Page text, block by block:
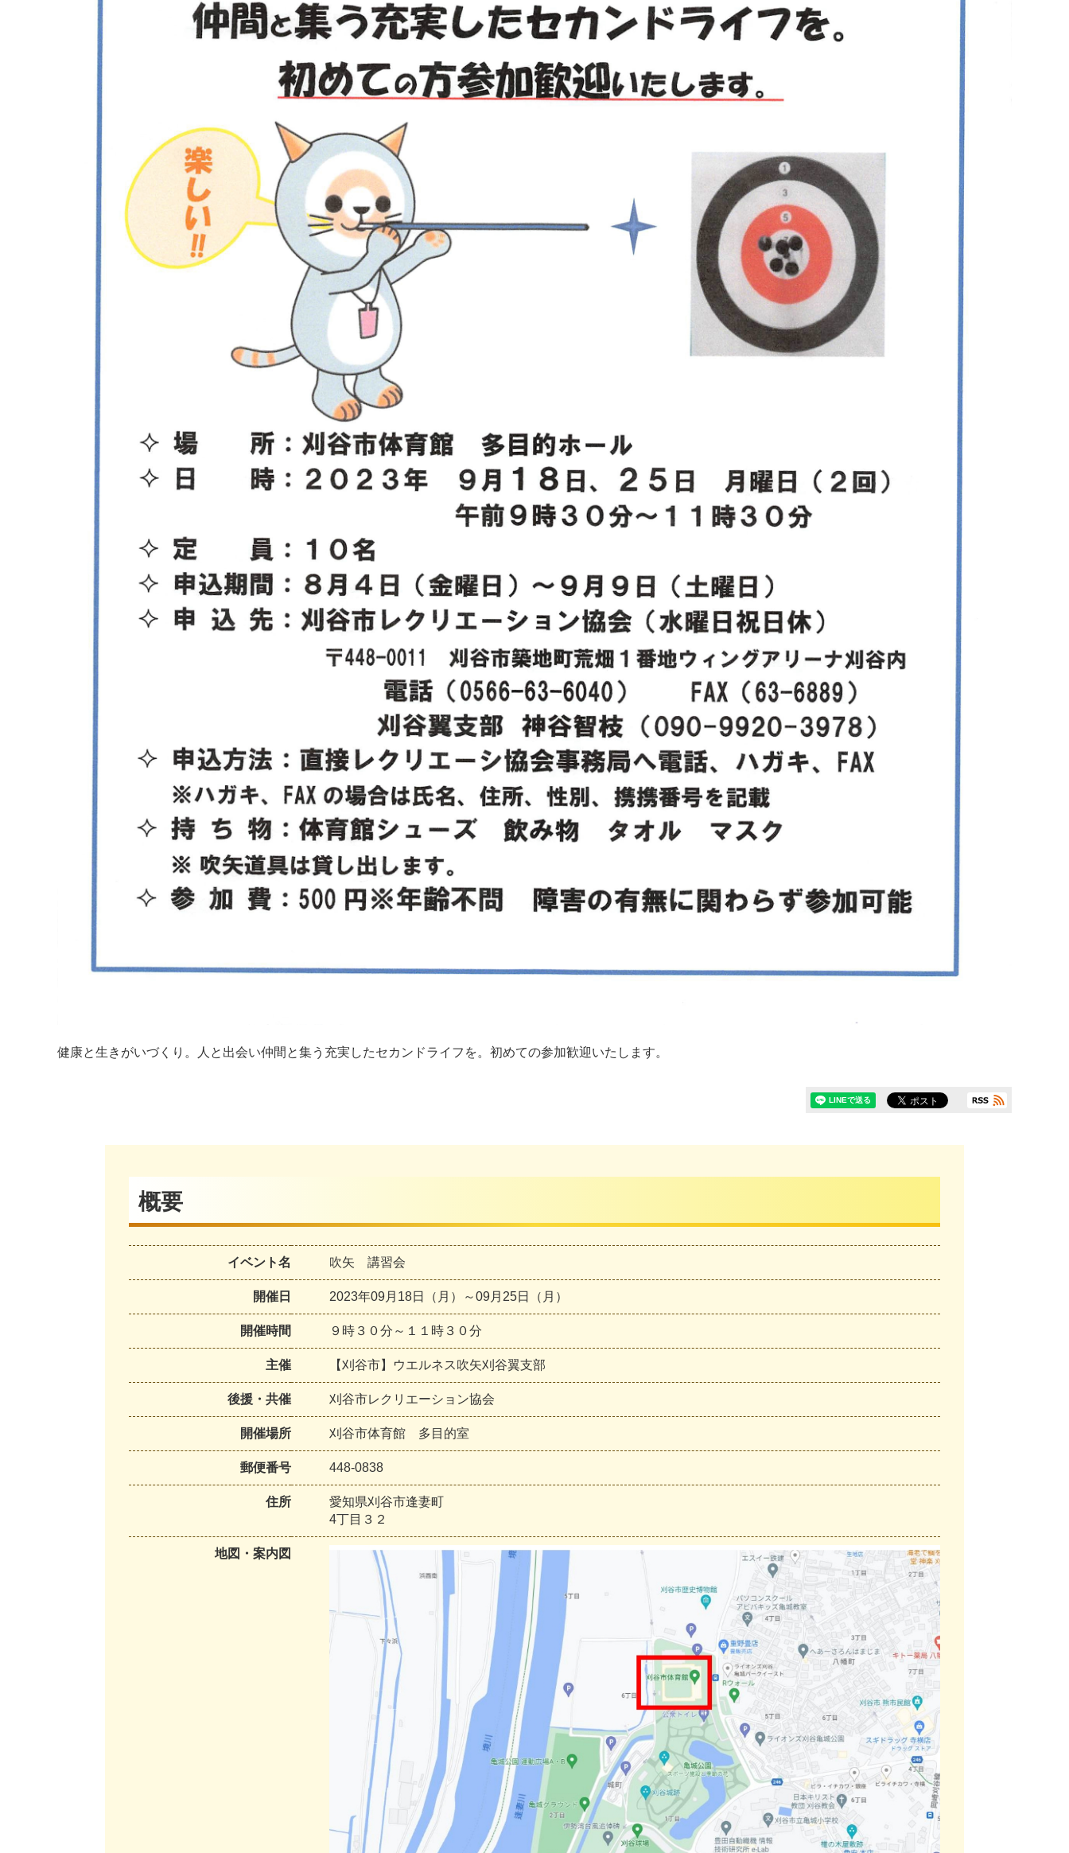
健康と生きがいづくり。人と出会い仲間と集う充実したセカンドライフを。初めての参加歓迎いたします。
概要
イベント名 吹矢 講習会
開催日 2023年09月18日（月）～09月25日（月）
開催時間 ９時３０分～１１時３０分
主催 【刈谷市】ウエルネス吹矢刈谷翼支部
後援・共催 刈谷市レクリエーション協会
開催場所 刈谷市体育館 多目的室
郵便番号 448-0838
住所
愛知県刈谷市逢妻町
4丁目３２
地図・案内図